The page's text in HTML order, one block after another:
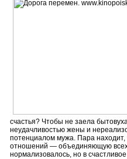
счастья? Чтобы не заела
неудачливостью жены и
потенциалом мужа. Пара
отношений — объединяющую всех
нормализовалось, но в